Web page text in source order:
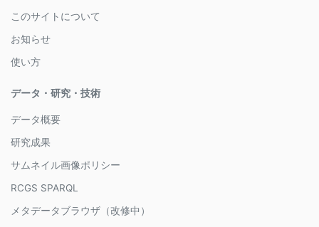
このサイトについて
お知らせ
使い方
データ・研究・技術
データ概要
研究成果
サムネイル画像ポリシー
RCGS SPARQL
メタデータブラウザ（改修中）